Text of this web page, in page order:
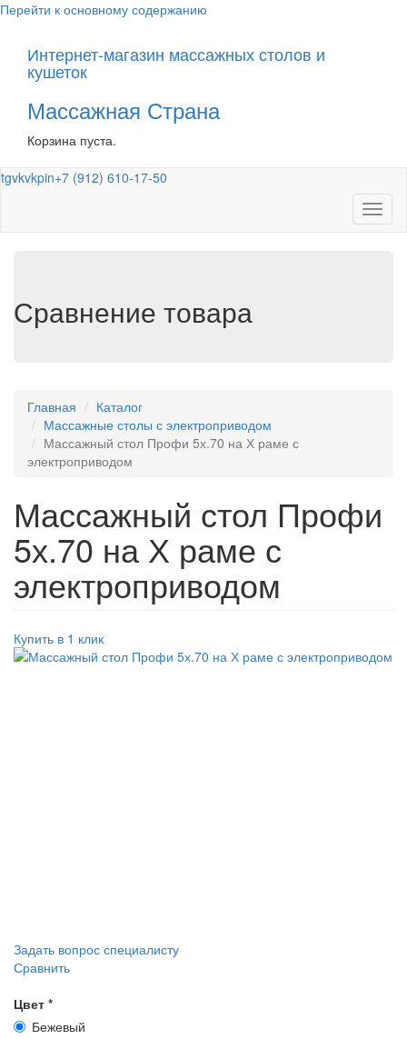
Перейти к основному содержанию
Интернет-магазин массажных столов и
кушеток
Массажная Страна
Корзина пуста.
tgvkvkpin+7 (912) 610-17-50
Сравнение товара
Главная
Каталог
Массажные столы с электроприводом
Массажный стол Профи 5х.70 на Х раме с
электроприводом
Массажный стол Профи
5х.70 на Х раме с
электроприводом
Купить в 1 клик
Задать вопрос специалисту
Сравнить
Цвет *
Бежевый